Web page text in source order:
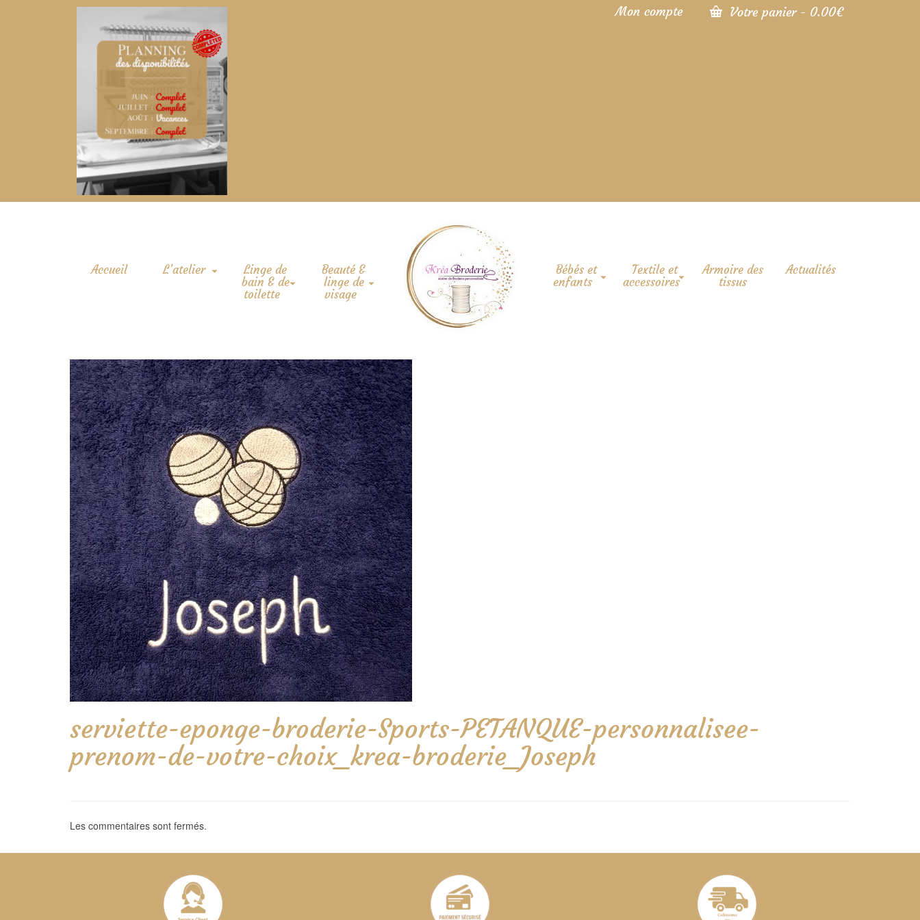
Mon compte Votre panier - 0.00€
Accueil L’atelier
Linge de
bain & de
toilette
Beauté &
linge de
visage
Bébés et
enfants
Textile et
accessoires
Armoire des
tissus
Actualités
serviette-eponge-broderie-Sports-PETANQUE-personnalisee-
prenom-de-votre-choix_krea-broderie_Joseph
Les commentaires sont fermés.